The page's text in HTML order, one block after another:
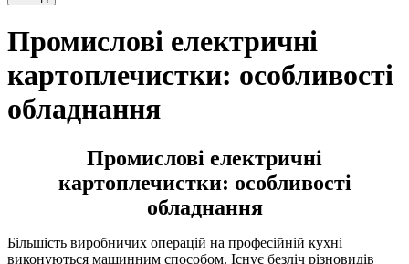
Промислові електричні
картоплечистки: особливості
обладнання
Промислові електричні
картоплечистки: особливості
обладнання
Більшість виробничих операцій на професійній кухні
виконуються машинним способом. Існує безліч різновидів